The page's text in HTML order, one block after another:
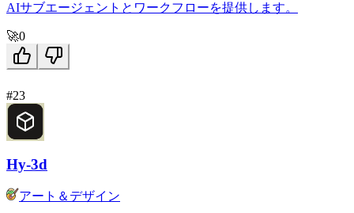
AIサブエージェントとワークフローを提供します。
🚀0
#23
Hy-3d
アート＆デザイン